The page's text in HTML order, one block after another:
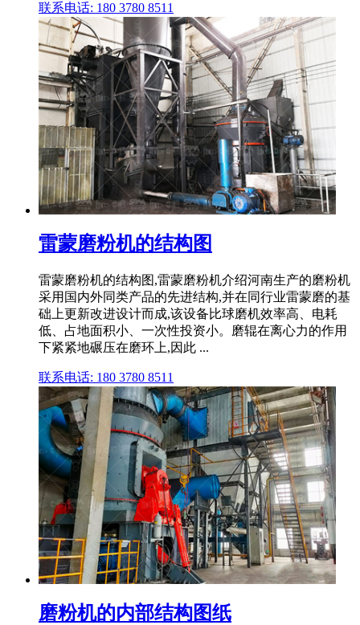
联系电话: 180 3780 8511
雷蒙磨粉机的结构图
雷蒙磨粉机的结构图,雷蒙磨粉机介绍河南生产的磨粉机
采用国内外同类产品的先进结构,并在同行业雷蒙磨的基
础上更新改进设计而成,该设备比球磨机效率高、电耗
低、占地面积小、一次性投资小。磨辊在离心力的作用
下紧紧地碾压在磨环上,因此 ...
联系电话: 180 3780 8511
磨粉机的内部结构图纸